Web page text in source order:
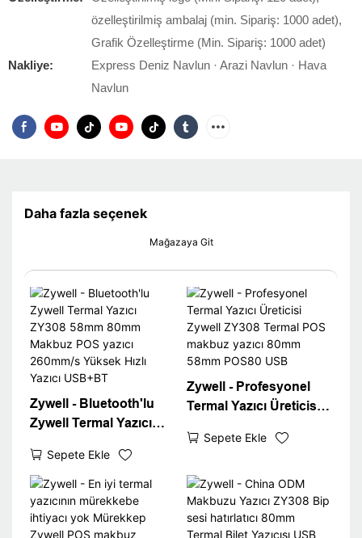
özelleştirilmiş ambalaj (min. Sipariş: 1000 adet),
Grafik Özelleştirme (Min. Sipariş: 1000 adet)
Nakliye:
Express Deniz Navlun · Arazi Navlun · Hava
Navlun
Daha fazla seçenek
Mağazaya Git
Zywell - Bluetooth'lu
Zywell Termal Yazıcı
Makbuz POS yazıcı
260mm/s Yüksek Hızlı
Yazıcı USB+BT
Sepete Ekle
Zywell - Profesyonel
Termal Yazıcı Üreticisi
POS makbuz yazıcı
USB
Sepete Ekle